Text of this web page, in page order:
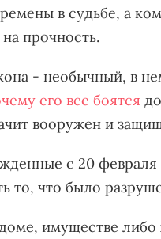
в судьбе, а
прочность.
- необычный, в
его все боятся
вооружен и
с 20 февраля
то, что было
имуществе либо